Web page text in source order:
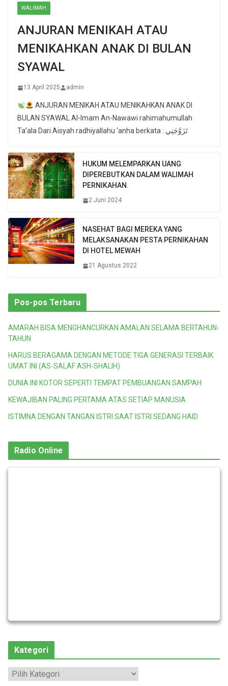
WALIMAH
ANJURAN MENIKAH ATAU
MENIKAHKAN ANAK DI BULAN
SYAWAL
13 April 2025 admin
ANJURAN MENIKAH ATAU MENIKAHKAN ANAK DI
BULAN SYAWAL Al-Imam An-Nawawi rahimahumullah
Ta’ala Dari Aisyah radhiyallahu ‘anha berkata : تَزَوَّجَنِي
HUKUM MELEMPARKAN UANG
DIPEREBUTKAN DALAM WALIMAH
PERNIKAHAN.
2 Juni 2024
NASEHAT BAGI MEREKA YANG
MELAKSANAKAN PESTA PERNIKAHAN
DI HOTEL MEWAH
21 Agustus 2022
Pos-pos Terbaru
AMARAH BISA MENGHANCURKAN AMALAN SELAMA BERTAHUN-
TAHUN
HARUS BERAGAMA DENGAN METODE TIGA GENERASI TERBAIK
UMAT INI (AS-SALAF ASH-SHALIH)
DUNIA INI KOTOR SEPERTI TEMPAT PEMBUANGAN SAMPAH
KEWAJIBAN PALING PERTAMA ATAS SETIAP MANUSIA
ISTIMNA DENGAN TANGAN ISTRI SAAT ISTRI SEDANG HAID
Radio Online
Kategori